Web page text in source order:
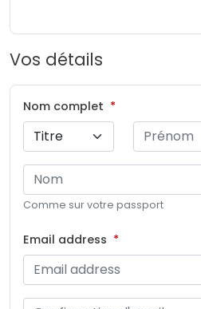
Vos détails
Nom complet
Comme sur votre passport
Email address